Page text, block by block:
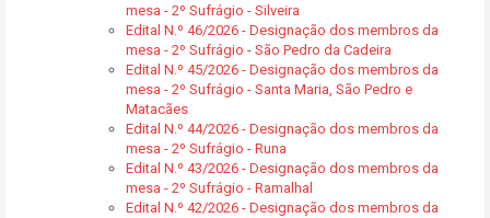
mesa - 2º Sufrágio - Silveira
Edital N.º 46/2026 - Designação dos membros da
mesa - 2º Sufrágio - São Pedro da Cadeira
Edital N.º 45/2026 - Designação dos membros da
mesa - 2º Sufrágio - Santa Maria, São Pedro e
Matacães
Edital N.º 44/2026 - Designação dos membros da
mesa - 2º Sufrágio - Runa
Edital N.º 43/2026 - Designação dos membros da
mesa - 2º Sufrágio - Ramalhal
Edital N.º 42/2026 - Designação dos membros da